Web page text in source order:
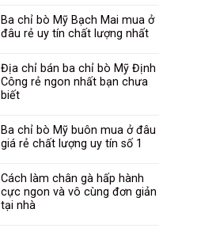
Ba chỉ bò Mỹ Bạch Mai mua ở
đâu rẻ uy tín chất lượng nhất
Địa chỉ bán ba chỉ bò Mỹ Định
Công rẻ ngon nhất bạn chưa
biết
Ba chỉ bò Mỹ buôn mua ở đâu
giá rẻ chất lượng uy tín số 1
Cách làm chân gà hấp hành
cực ngon và vô cùng đơn giản
tại nhà